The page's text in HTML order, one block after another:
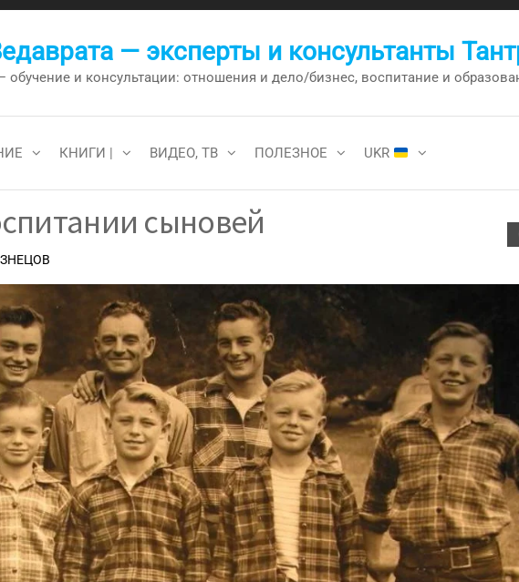
— эксперты и консультанты
и консультации: отношения и дело/бизнес, воспитание и
КНИГИ | ВИДЕО, ТВ ПОЛЕЗНОЕ UKR
сыновей